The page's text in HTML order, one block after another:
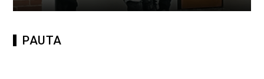
PAUTA